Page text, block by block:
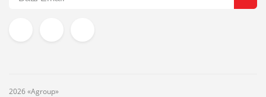
2026 «Agroup»